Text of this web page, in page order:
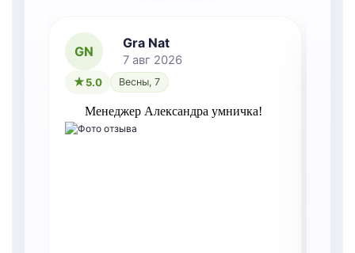
GN
Gra Nat
7 авг 2026
5.0 Весны, 7
Менеджер Александра умничка!